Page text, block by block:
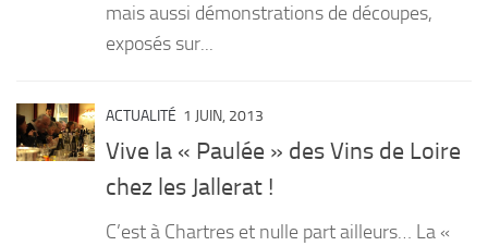
mais aussi démonstrations de découpes,
exposés sur...
ACTUALITÉ 1 JUIN, 2013
Vive la « Paulée » des Vins de Loire
chez les Jallerat !
C’est à Chartres et nulle part ailleurs… La «